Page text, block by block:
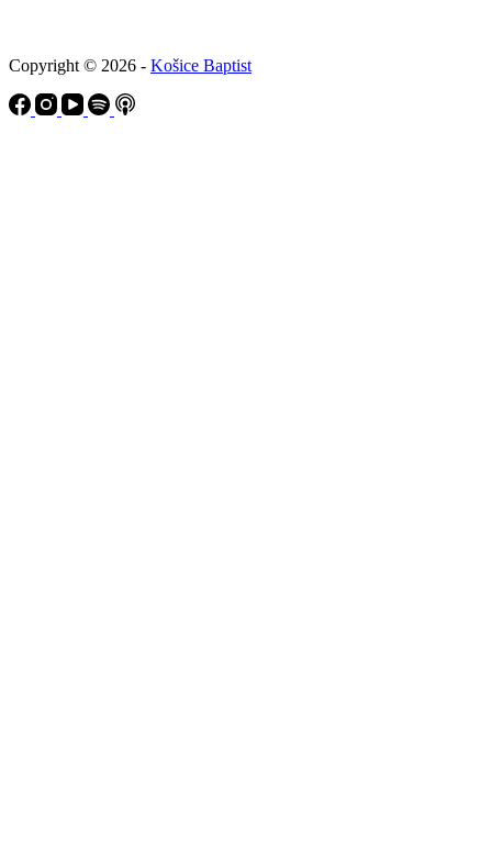
Copyright © 2026 - Košice Baptist